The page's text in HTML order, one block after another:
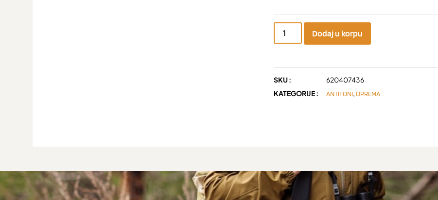
Dodaj u korpu
SKU :
620407436
KATEGORIJE :
ANTIFONI,OPREMA